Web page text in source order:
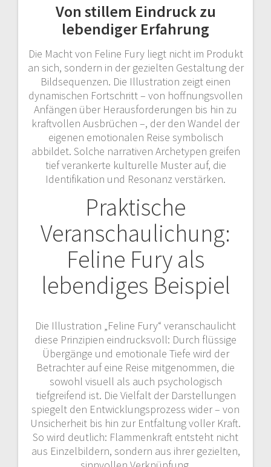
Von stillem Eindruck zu
lebendiger Erfahrung
Die Macht von Feline Fury liegt nicht im Produkt
an sich, sondern in der gezielten Gestaltung der
Bildsequenzen. Die Illustration zeigt einen
dynamischen Fortschritt – von hoffnungsvollen
Anfängen über Herausforderungen bis hin zu
kraftvollen Ausbrüchen –, der den Wandel der
eigenen emotionalen Reise symbolisch
abbildet. Solche narrativen Archetypen greifen
tief verankerte kulturelle Muster auf, die
Identifikation und Resonanz verstärken.
Praktische
Veranschaulichung:
Feline Fury als
lebendiges Beispiel
Die Illustration „Feline Fury“ veranschaulicht
diese Prinzipien eindrucksvoll: Durch flüssige
Übergänge und emotionale Tiefe wird der
Betrachter auf eine Reise mitgenommen, die
sowohl visuell als auch psychologisch
tiefgreifend ist. Die Vielfalt der Darstellungen
spiegelt den Entwicklungsprozess wider – von
Unsicherheit bis hin zur Entfaltung voller Kraft.
So wird deutlich: Flammenkraft entsteht nicht
aus Einzelbildern, sondern aus ihrer gezielten,